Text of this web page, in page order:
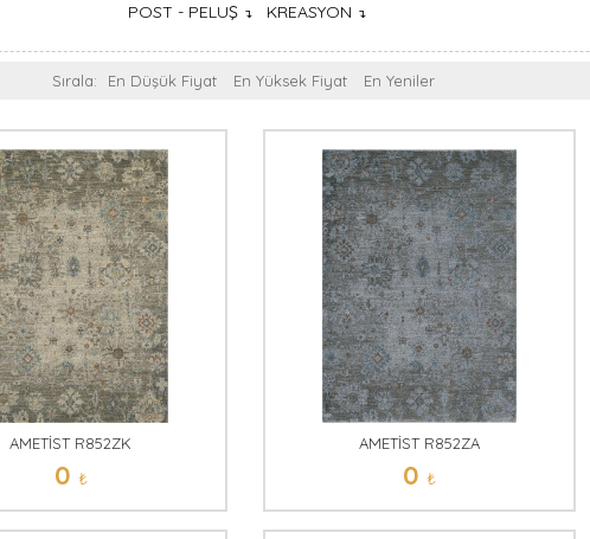
POST - PELUŞ ↴ KREASYON ↴
Sırala: En Düşük Fiyat En Yüksek Fiyat En Yeniler
AMETİST R852ZK
0 ₺
AMETİST R852ZA
0₺